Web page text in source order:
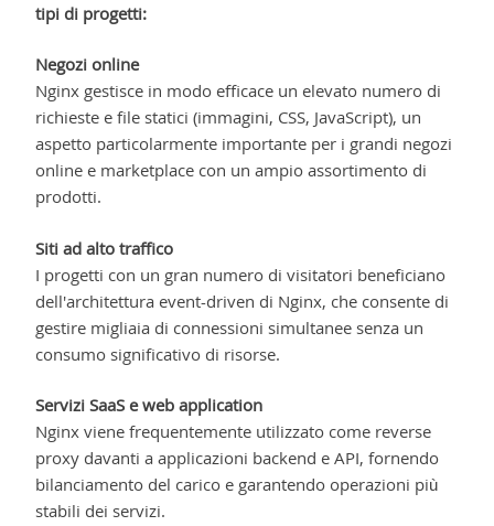
tipi di progetti:
Negozi online
Nginx gestisce in modo efficace un elevato numero di
richieste e file statici (immagini, CSS, JavaScript), un
aspetto particolarmente importante per i grandi negozi
online e marketplace con un ampio assortimento di
prodotti.
Siti ad alto traffico
I progetti con un gran numero di visitatori beneficiano
dell'architettura event-driven di Nginx, che consente di
gestire migliaia di connessioni simultanee senza un
consumo significativo di risorse.
Servizi SaaS e web application
Nginx viene frequentemente utilizzato come reverse
proxy davanti a applicazioni backend e API, fornendo
bilanciamento del carico e garantendo operazioni più
stabili dei servizi.